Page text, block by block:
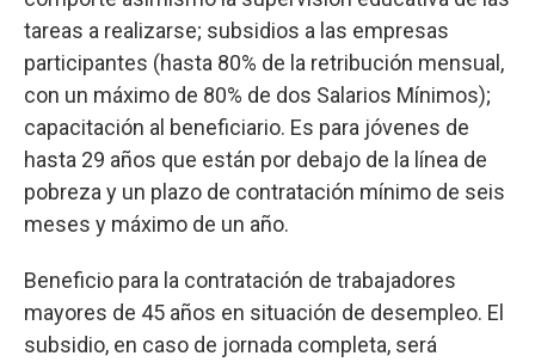
tareas a realizarse; subsidios a las empresas
participantes (hasta 80% de la retribución mensual,
con un máximo de 80% de dos Salarios Mínimos);
capacitación al beneficiario. Es para jóvenes de
hasta 29 años que están por debajo de la línea de
pobreza y un plazo de contratación mínimo de seis
meses y máximo de un año.
Beneficio para la contratación de trabajadores
mayores de 45 años en situación de desempleo. El
subsidio, en caso de jornada completa, será